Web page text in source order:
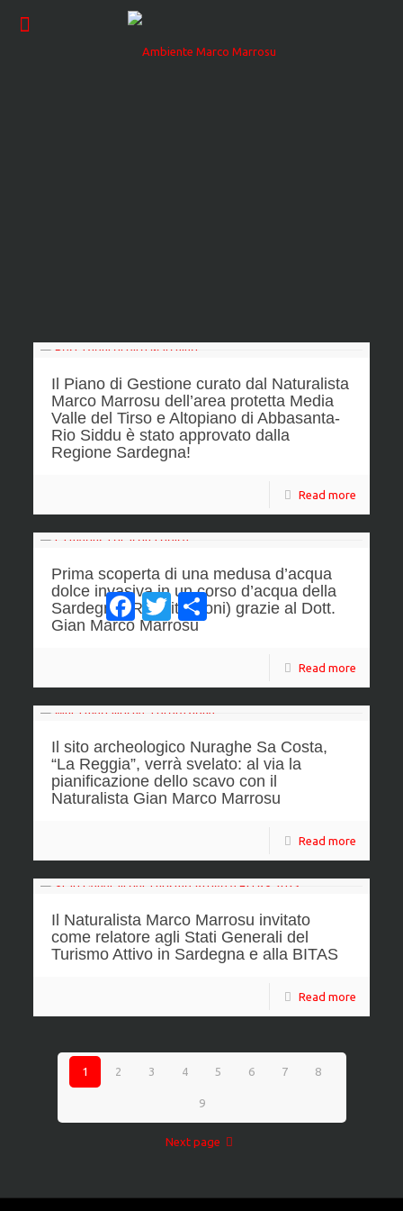
Il Piano di Gestione curato dal Naturalista
Marco Marrosu dell’area protetta Media
Valle del Tirso e Altopiano di Abbasanta-
Rio Siddu è stato approvato dalla
Regione Sardegna!
Read more
Prima scoperta di una medusa d’acqua
dolce invasiva in un corso d’acqua della
Sardegna (Rio Pitrisconi) grazie al Dott.
Gian Marco Marrosu
Read more
Il sito archeologico Nuraghe Sa Costa,
“La Reggia”, verrà svelato: al via la
pianificazione dello scavo con il
Naturalista Gian Marco Marrosu
Read more
Il Naturalista Marco Marrosu invitato
come relatore agli Stati Generali del
Turismo Attivo in Sardegna e alla BITAS
Read more
1 2 3 4 5 6 7 8
9
Next page
FacebookTwitterCondividi